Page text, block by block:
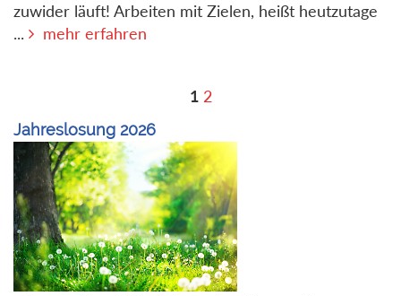
zuwider läuft! Arbeiten mit Zielen, heißt heutzutage
...
mehr erfahren
1 2
Jahreslosung 2026